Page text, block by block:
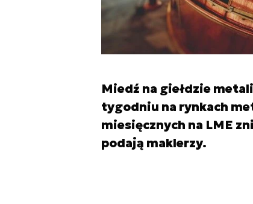
Miedź na giełdzie
tygodniu na rynkach
miesięcznych na LME
podają maklerzy.